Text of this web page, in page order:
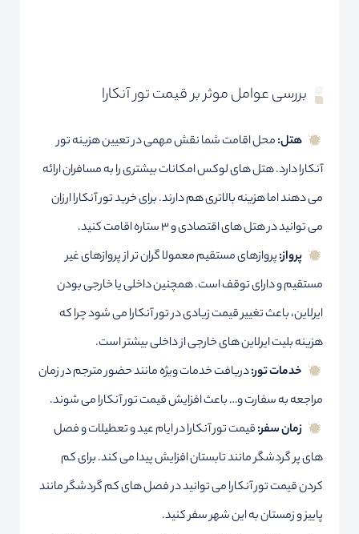
بررسی عوامل موثر بر قیمت تور آنکارا
هتل:محل اقامت شما نقش مهمی در تعیین هزینه تور
آنکارا دارد. هتل های لوکس امکانات بیشتری را به مسافران ارائه
می دهند اما هزینه بالاتری هم دارند. برای خرید تور آنکارا ارزان
می توانید در هتل های اقتصادی و 3 ستاره اقامت کنید.
پرواز:پروازهای مستقیم معمولا گران تر از پروازهای غیر
مستقیم و دارای توقف است. همچنین داخلی یا خارجی بودن
ایرلاین، باعث تغییر قیمت زیادی در تور آنکارا می شود چرا که
هزینه بلیت ایرلاین های خارجی از داخلی بیشتر است.
خدمات تور:دریافت خدمات ویژه مانند حضور مترجم در زمان
مراجعه به سفارت و… باعث افزایش قیمت تور آنکارا می شوند.
زمان سفر:قیمت تور آنکارا در ایام عید و تعطیلات و فصل
های پر گردشگر مانند تابستان افزایش پیدا می کند. برای کم
کردن قیمت تور آنکارا می توانید در فصل های کم گردشگر مانند
پاییز و زمستان به این شهر سفر کنید.